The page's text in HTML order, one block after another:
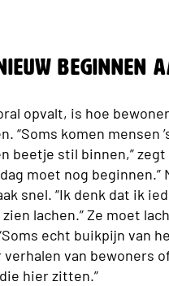
beginnen
opvalt, is hoe
“Soms komen mensen
beetje stil binnen,” zegt
moet nog beginnen.”
snel. “Ik denk dat ik
lachen.” Ze moet
echt buikpijn van
verhalen van bewoners
hier zitten.”